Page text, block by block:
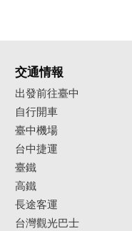
交通情報
出發前往臺中
自行開車
臺中機場
台中捷運
臺鐵
高鐵
長途客運
台灣觀光巴士